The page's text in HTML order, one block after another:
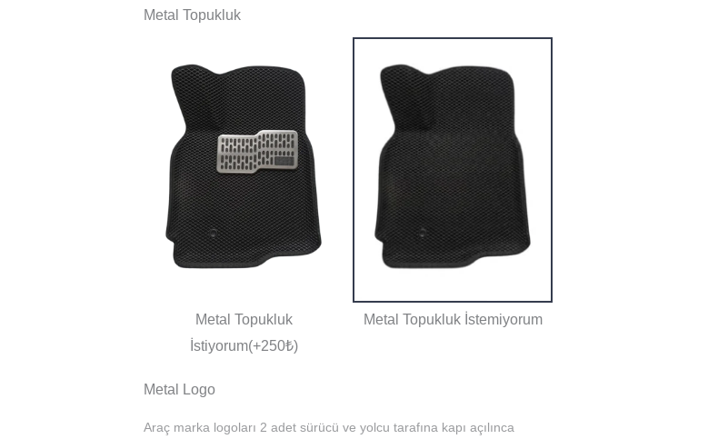
Metal Topukluk
Metal Topukluk
İstiyorum(+250₺)
Metal Topukluk İstemiyorum
Metal Logo
Araç marka logoları 2 adet sürücü ve yolcu tarafına kapı açılınca